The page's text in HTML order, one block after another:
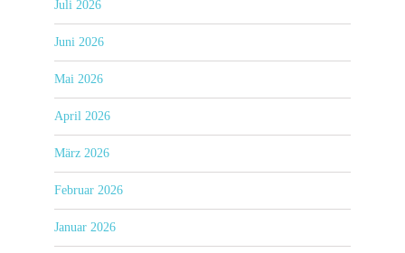
Juli 2026
Juni 2026
Mai 2026
April 2026
März 2026
Februar 2026
Januar 2026